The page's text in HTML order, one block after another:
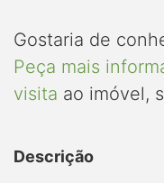
Gostaria de
Peça mais
visita ao imóvel,
Descrição